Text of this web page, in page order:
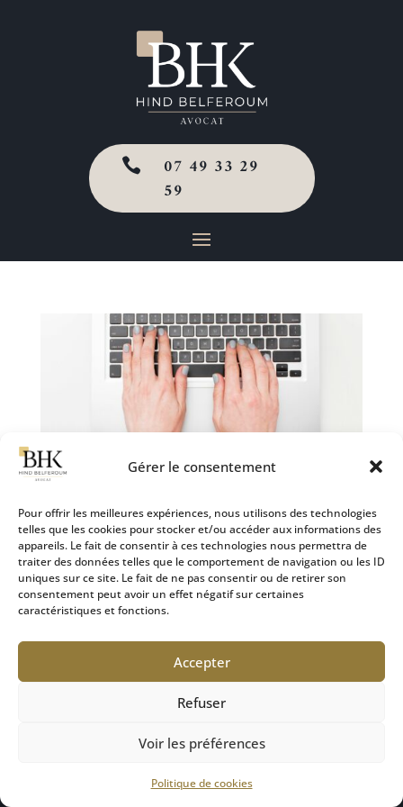
Gérer le consentement
Pour offrir les meilleures expériences, nous utilisons des technologies
telles que les cookies pour stocker et/ou accéder aux informations des
appareils. Le fait de consentir à ces technologies nous permettra de
traiter des données telles que le comportement de navigation ou les ID
uniques sur ce site. Le fait de ne pas consentir ou de retirer son
consentement peut avoir un effet négatif sur certaines
caractéristiques et fonctions.
Accepter
Refuser
Voir les préférences
Politique de cookies

07 49 33 29
59
Les conditions et la procédure de saisine de la
commission d’indemnisation des victimes d’infractions
(CIVI)
28 Sep 2024|Défense des victimes
d’indemnisation des victimes d’infractions : La
d’Infractions (CIVI) est une instance créée pour